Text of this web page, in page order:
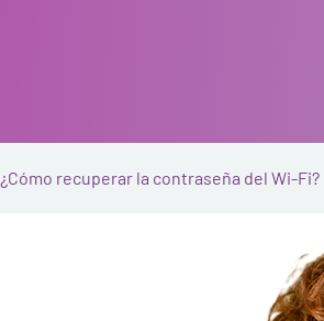
¿Cómo recuperar la contraseña del Wi-Fi?